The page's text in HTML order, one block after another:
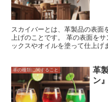
スカイバーとは、革製品の表面
上げのことです。 革の表面を
ックスやオイルを塗って仕上げ
あります。 革の表面を研磨す
スやオイルを塗ることで耐久性
用しても光沢が失われることが
特徴です。 スカイバーは、主に鞄や財布などの革製品に使用されま
革の種類に関すること
革
ン